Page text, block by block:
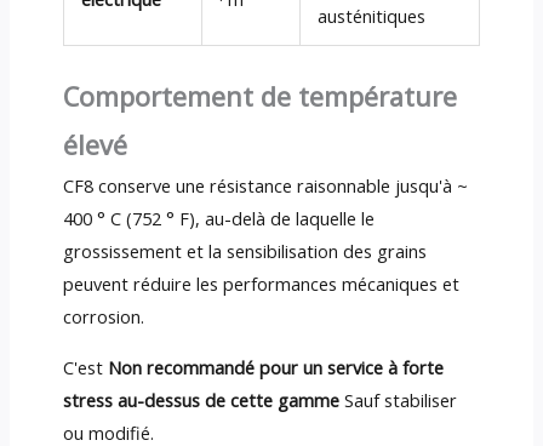
austénitiques
Comportement de température
élevé
CF8 conserve une résistance raisonnable jusqu'à ~
400 ° C (752 ° F), au-delà de laquelle le
grossissement et la sensibilisation des grains
peuvent réduire les performances mécaniques et
corrosion.
C'est Non recommandé pour un service à forte
stress au-dessus de cette gammeSauf stabiliser
ou modifié.